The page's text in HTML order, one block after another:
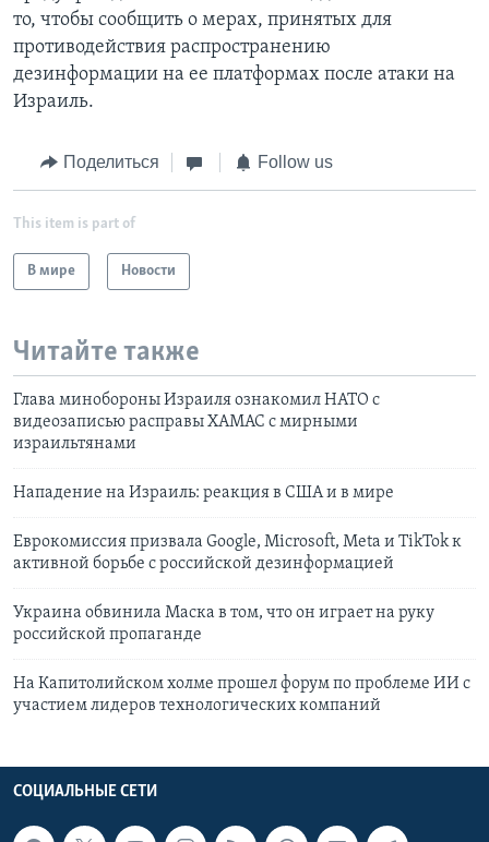
то, чтобы сообщить о мерах, принятых для
противодействия распространению
дезинформации на ее платформах после атаки на
Израиль.
Поделиться Follow us
This item is part of
В мире Новости
Читайте также
Глава минобороны Израиля ознакомил НАТО с
видеозаписью расправы ХАМАС с мирными
израильтянами
Нападение на Израиль: реакция в США и в мире
Еврокомиссия призвала Google, Microsoft, Meta и TikTok к
активной борьбе с российской дезинформацией
Украина обвинила Маска в том, что он играет на руку
российской пропаганде
На Капитолийском холме прошел форум по проблеме ИИ с
участием лидеров технологических компаний
СОЦИАЛЬНЫЕ СЕТИ